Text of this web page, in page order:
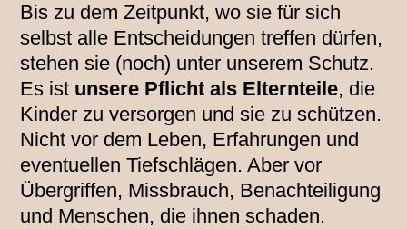
Bis zu dem Zeitpunkt, wo sie für sich
selbst alle Entscheidungen treffen dürfen,
stehen sie (noch) unter unserem Schutz.
Es ist unsere Pflicht als Elternteile, die
Kinder zu versorgen und sie zu schützen.
Nicht vor dem Leben, Erfahrungen und
eventuellen Tiefschlägen. Aber vor
Übergriffen, Missbrauch, Benachteiligung
und Menschen, die ihnen schaden.